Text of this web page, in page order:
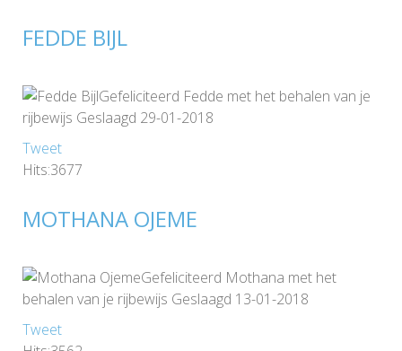
FEDDE BIJL
Gefeliciteerd Fedde met het behalen van je
rijbewijs Geslaagd 29-01-2018
Tweet
Hits:3677
MOTHANA OJEME
Gefeliciteerd Mothana met het
behalen van je rijbewijs Geslaagd 13-01-2018
Tweet